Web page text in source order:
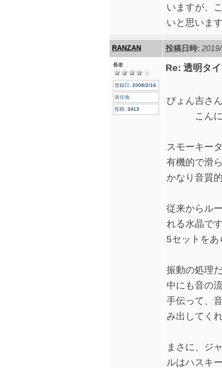
いますが、
いと思いま
RANZAN 投稿日時:
長老
登録日: 2008/2/16
居住地:
投稿: 3413
Re: 透明タ
ぴょん吉さ
こんに
スモーキー
有機的で滑
かなり音質
従来からル
れる水晶で
5セットを
振動の処理
中にも音の
手伝って、
み出してく
まさに、ジ
ルはハスキ